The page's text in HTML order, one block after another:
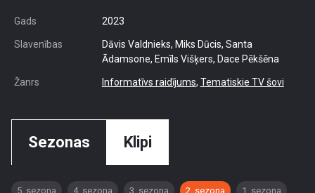
Gads 2023
Slavenības
Dāvis Valdnieks, Miks Dūcis, Santa
Ādamsone, Emīls Višķers, Dace Pēkšēna
Žanrs Informatīvs raidījums, Tematiskie TV šovi
Sezonas Klipi
5. sezona 4. sezona 3. sezona 2. sezona 1. sezona